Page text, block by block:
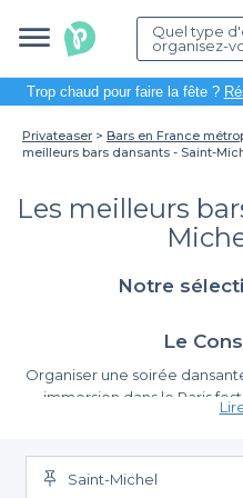
Quel type
organisez-
Trop chaud pour faire la fête ?
Privateaser Bars en France
meilleurs bars dansants - Saint-
Les meilleurs
Notre
Le
Organiser une soirée
immersion dans le Paris
caves
réussi, pensez à vérifier la
Côté budget, Saint-Michel
Saint-Michel